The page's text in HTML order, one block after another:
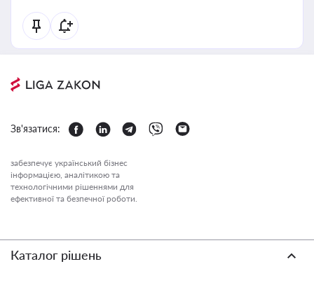
Зв'язатися:
забезпечує український бізнес
інформацією, аналітикою та
технологічними рішеннями для
ефективної та безпечної роботи.
Каталог рішень